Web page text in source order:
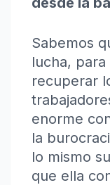
Sabemos
lucha,
recuperar
enorme
la
lo mismo
que ella